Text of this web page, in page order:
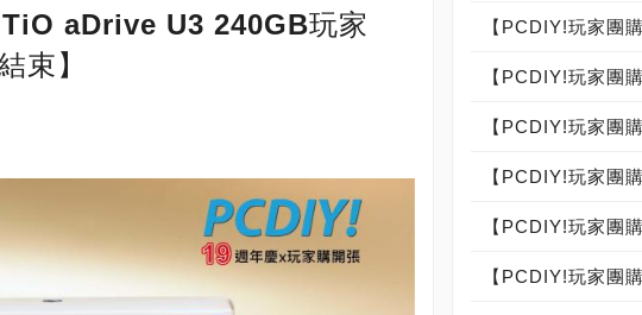
aDrive U3 240GB玩家
束】